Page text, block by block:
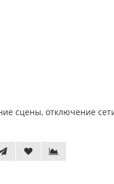
сцены, отключение